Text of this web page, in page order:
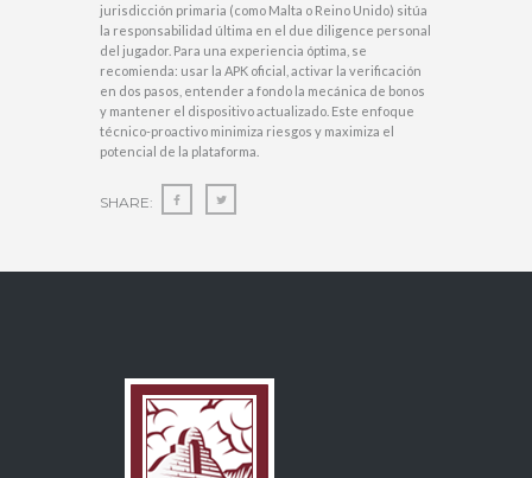
jurisdicción primaria (como Malta o Reino Unido) sitúa
la responsabilidad última en el due diligence personal
del jugador. Para una experiencia óptima, se
recomienda: usar la APK oficial, activar la verificación
en dos pasos, entender a fondo la mecánica de bonos
y mantener el dispositivo actualizado. Este enfoque
técnico-proactivo minimiza riesgos y maximiza el
potencial de la plataforma.
SHARE: